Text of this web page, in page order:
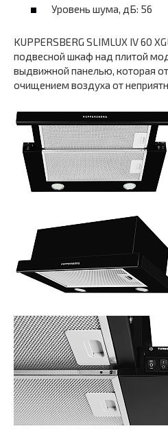
Уровень шума, дБ: 56
KUPPERSBERG SLIMLUX IV 60
подвесной шкаф над плитой
выдвижной панелью, которая
очищением воздуха от